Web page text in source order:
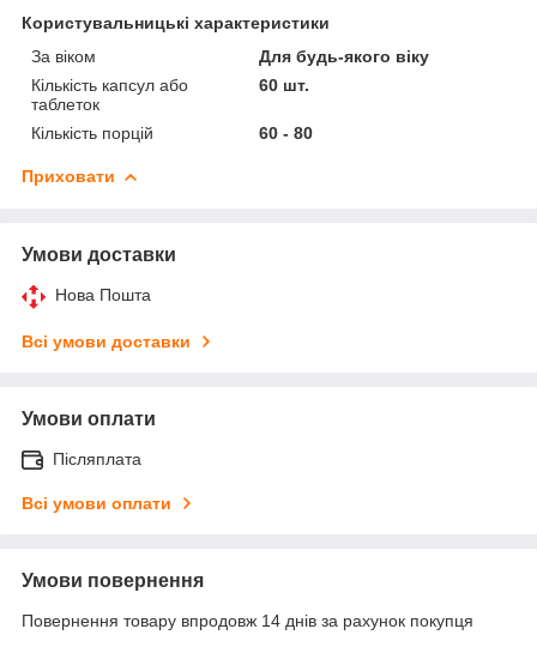
Користувальницькі характеристики
За віком
Для будь-якого віку
Кількість капсул або
таблеток
60 шт.
Кількість порцій 60 - 80
Приховати
Умови доставки
Нова Пошта
Всі умови доставки
Умови оплати
Післяплата
Всі умови оплати
Умови повернення
Повернення товару впродовж 14 днів за рахунок покупця